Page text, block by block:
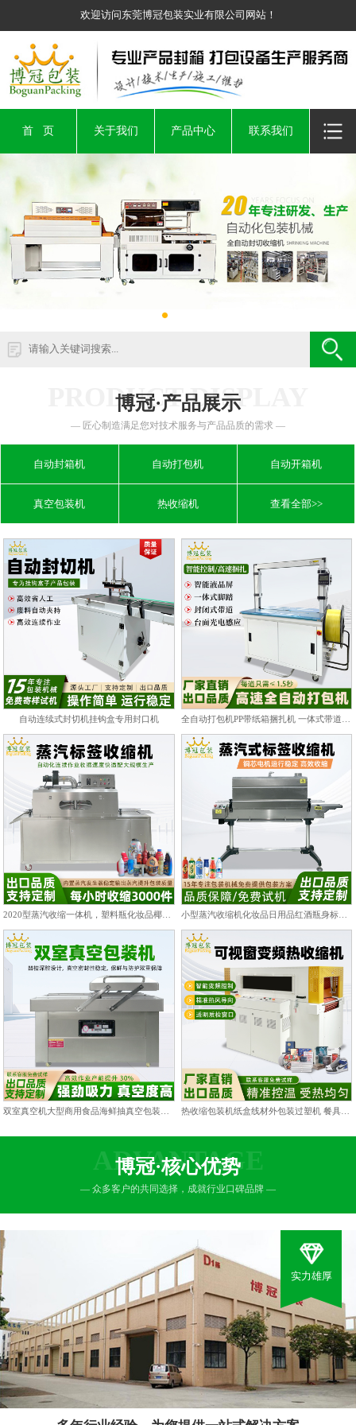
欢迎访问东莞博冠包装实业有限公司网站！
首 页 关于我们 产品中心 联系我们
PRODUCT DISPLAY
博冠·产品展示
— 匠心制造满足您对技术服务与产品品质的需求 —
自动封箱机 自动打包机 自动开箱机
真空包装机 热收缩机 查看全部>>
自动连续式封切机挂钩盒专用封口机
ADVANTAGE
博冠·核心优势
— 众多客户的共同选择，成就行业口碑品牌 —
实力雄厚